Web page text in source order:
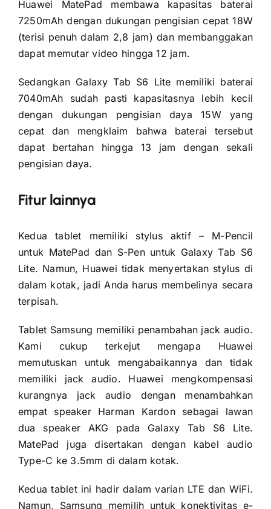
Huawei MatePad membawa kapasitas baterai
7250mAh dengan dukungan pengisian cepat 18W
(terisi penuh dalam 2,8 jam) dan membanggakan
dapat memutar video hingga 12 jam.
Sedangkan Galaxy Tab S6 Lite memiliki baterai
7040mAh sudah pasti kapasitasnya lebih kecil
dengan dukungan pengisian daya 15W yang
cepat dan mengklaim bahwa baterai tersebut
dapat bertahan hingga 13 jam dengan sekali
pengisian daya.
Fitur lainnya
Kedua tablet memiliki stylus aktif – M-Pencil
untuk MatePad dan S-Pen untuk Galaxy Tab S6
Lite. Namun, Huawei tidak menyertakan stylus di
dalam kotak, jadi Anda harus membelinya secara
terpisah.
Tablet Samsung memiliki penambahan jack audio.
Kami cukup terkejut mengapa Huawei
memutuskan untuk mengabaikannya dan tidak
memiliki jack audio. Huawei mengkompensasi
kurangnya jack audio dengan menambahkan
empat speaker Harman Kardon sebagai lawan
dua speaker AKG pada Galaxy Tab S6 Lite.
MatePad juga disertakan dengan kabel audio
Type-C ke 3.5mm di dalam kotak.
Kedua tablet ini hadir dalam varian LTE dan WiFi.
Namun, Samsung memilih untuk konektivitas e-